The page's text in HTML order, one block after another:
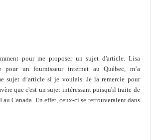
pour me proposer un sujet d'article. Lisa
pour un fournisseur internet au Québec, m’a
sujet d’article si je voulais. Je la remercie pour
que c'est un sujet intéressant puisqu'il traite de
Canada. En effet, ceux-ci se retrouveraient dans